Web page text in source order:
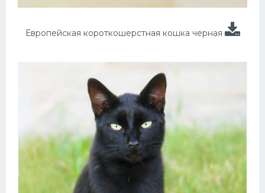
Европейская короткошерстная кошка черная